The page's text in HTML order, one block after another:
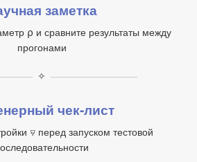
заметка
⍴ и сравните результаты между
прогонами
✧
чек‑лист
⍫ перед запуском тестовой